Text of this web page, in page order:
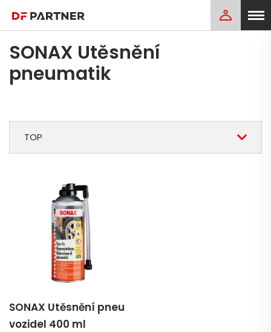
SONAX Utěsnění
pneumatik
TOP
SONAX Utěsnění pneu
vozidel 400 ml